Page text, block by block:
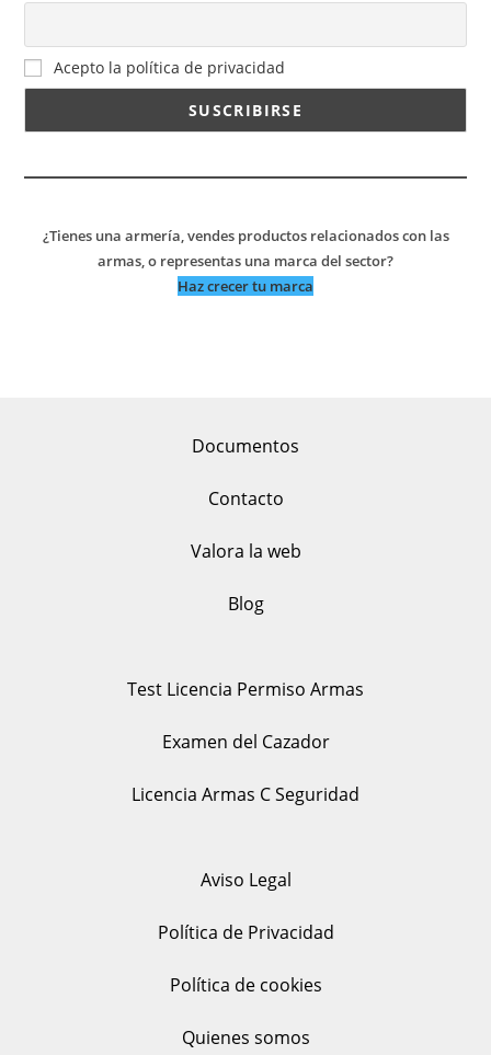
Acepto la política de privacidad
¿Tienes una armería, vendes productos relacionados con las
armas, o representas una marca del sector?
Haz crecer tu marca
Documentos
Contacto
Valora la web
Blog
Test Licencia Permiso Armas
Examen del Cazador
Licencia Armas C Seguridad
Aviso Legal
Política de Privacidad
Política de cookies
Quienes somos